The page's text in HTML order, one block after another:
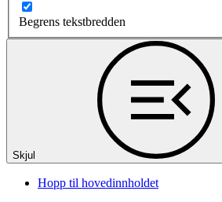
Begrens tekstbredden
Skjul
Hopp til hovedinnholdet